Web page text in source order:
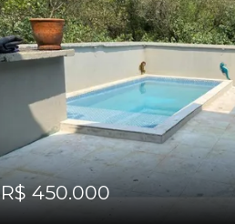
R$ 450.000